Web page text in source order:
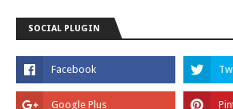
SOCIAL PLUGIN